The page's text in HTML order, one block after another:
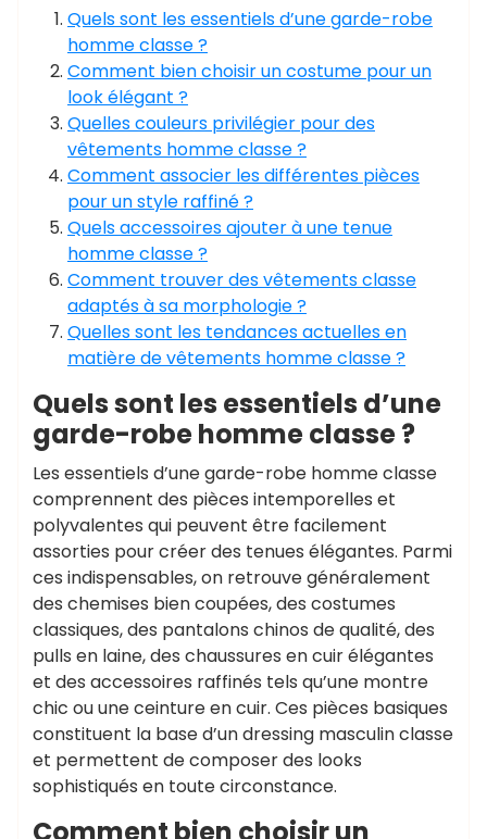
Quels sont les essentiels d’une garde-robe
homme classe ?
Comment bien choisir un costume pour un
look élégant ?
Quelles couleurs privilégier pour des
vêtements homme classe ?
Comment associer les différentes pièces
pour un style raffiné ?
Quels accessoires ajouter à une tenue
homme classe ?
Comment trouver des vêtements classe
adaptés à sa morphologie ?
Quelles sont les tendances actuelles en
matière de vêtements homme classe ?
Quels sont les essentiels d’une
garde-robe homme classe ?
Les essentiels d’une garde-robe homme classe
comprennent des pièces intemporelles et
polyvalentes qui peuvent être facilement
assorties pour créer des tenues élégantes. Parmi
ces indispensables, on retrouve généralement
des chemises bien coupées, des costumes
classiques, des pantalons chinos de qualité, des
pulls en laine, des chaussures en cuir élégantes
et des accessoires raffinés tels qu’une montre
chic ou une ceinture en cuir. Ces pièces basiques
constituent la base d’un dressing masculin classe
et permettent de composer des looks
sophistiqués en toute circonstance.